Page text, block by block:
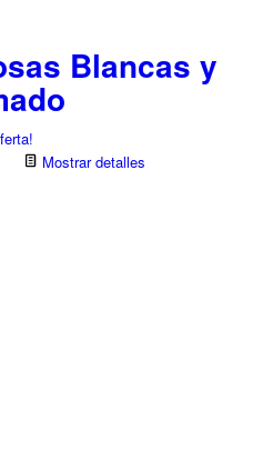
Blancas y
Mostrar detalles